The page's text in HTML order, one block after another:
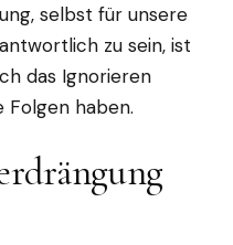
selbst für unsere
zu sein, ist
das Ignorieren
Folgen haben.